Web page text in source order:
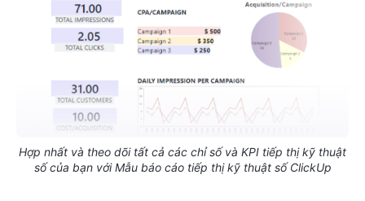
Hợp nhất và theo dõi tất cả các chỉ số và KPI tiếp thị kỹ thuật
số của bạn với Mẫu báo cáo tiếp thị kỹ thuật số ClickUp